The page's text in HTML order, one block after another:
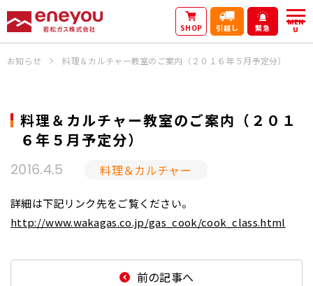
SHOP 引越し 緊急
MEN
U
お知らせ 料理＆カルチャー教室のご案内（２０１６年５月予定分）
2016.4.5 料理＆カルチャー
料理＆カルチャー教室のご案内（２０１
６年５月予定分）
詳細は下記リンク先をご覧ください。
http://www.wakagas.co.jp/gas_cook/cook_class.html
前の記事へ